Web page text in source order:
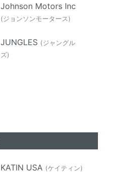
Johnson Motors Inc
(ジョンソンモータース)
JUNGLES (ジャングル
ズ)
KATIN USA (ケイティン)